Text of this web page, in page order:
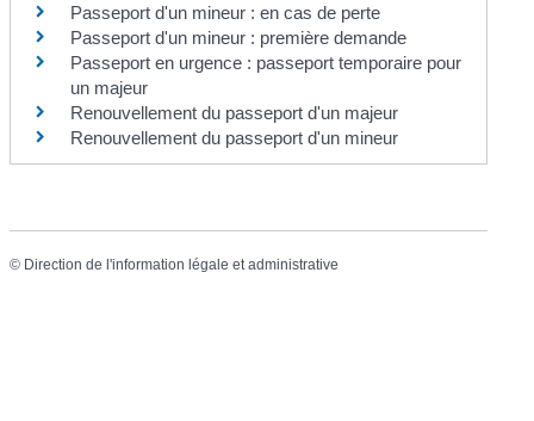
Passeport d'un mineur : en cas de perte
Passeport d'un mineur : première demande
Passeport en urgence : passeport temporaire pour
un majeur
Renouvellement du passeport d'un majeur
Renouvellement du passeport d'un mineur
© Direction de l'information légale et administrative